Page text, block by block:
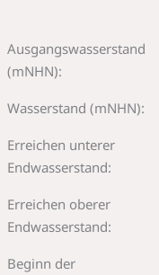
Ausgangswasserstand
(mNHN):
Wasserstand (mNHN):
Erreichen unterer
Endwasserstand:
Erreichen oberer
Endwasserstand:
Beginn der